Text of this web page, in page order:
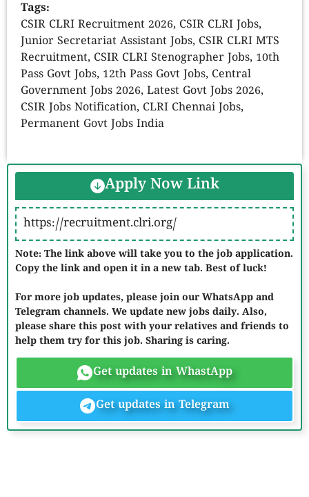
Tags:
CSIR CLRI Recruitment 2026, CSIR CLRI Jobs,
Junior Secretariat Assistant Jobs, CSIR CLRI MTS
Recruitment, CSIR CLRI Stenographer Jobs, 10th
Pass Govt Jobs, 12th Pass Govt Jobs, Central
Government Jobs 2026, Latest Govt Jobs 2026,
CSIR Jobs Notification, CLRI Chennai Jobs,
Permanent Govt Jobs India
Apply Now Link
https://recruitment.clri.org/
Note: The link above will take you to the job application.
Copy the link and open it in a new tab. Best of luck!
For more job updates, please join our WhatsApp and
Telegram channels. We update new jobs daily. Also,
please share this post with your relatives and friends to
help them try for this job. Sharing is caring.
Get updates in WhastApp
Get updates in Telegram